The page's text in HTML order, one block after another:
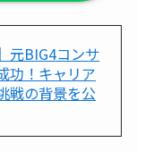
元BIG4コンサ
功！キャリア
戦の背景を公